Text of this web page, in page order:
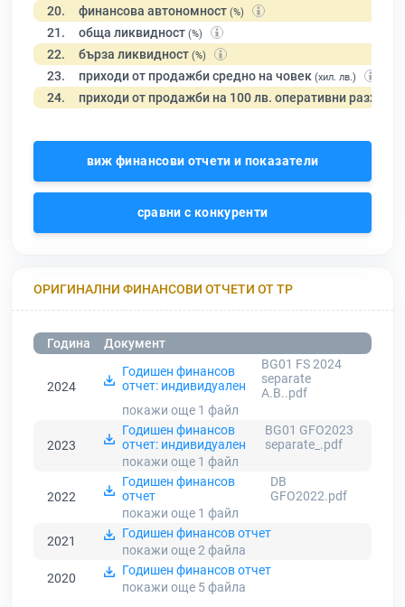
20. финансова автономност (%)
21. обща ликвидност (%)
22. бърза ликвидност (%)
23. приходи от продажби средно на човек (хил. лв.)
24. приходи от продажби на 100 лв. оперативни разходи
виж финансови отчети и показатели
сравни с конкуренти
ОРИГИНАЛНИ ФИНАНСОВИ ОТЧЕТИ ОТ ТР
Година Документ
2024
Годишен финансов
отчет: индивидуален
BG01 FS 2024
separate
A.B..pdf
покажи още 1 файл
2023
Годишен финансов
отчет: индивидуален
BG01 GFO2023
separate_.pdf
покажи още 1 файл
2022
Годишен финансов
отчет
DB
GFO2022.pdf
покажи още 1 файл
2021
Годишен финансов отчет
покажи още 2файла
2020
Годишен финансов отчет
покажи още 5файла